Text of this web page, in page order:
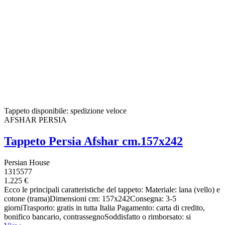
Tappeto disponibile: spedizione veloce
AFSHAR PERSIA
Tappeto Persia Afshar cm.157x242
Persian House
1315577
1.225 €
Ecco le principali caratteristiche del tappeto: Materiale: lana (vello) e
cotone (trama)Dimensioni cm: 157x242Consegna: 3-5
giorniTrasporto: gratis in tutta Italia Pagamento: carta di credito,
bonifico bancario, contrassegnoSoddisfatto o rimborsato: si